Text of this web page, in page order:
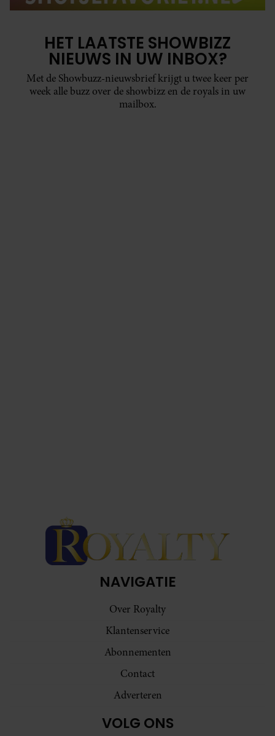
HET LAATSTE SHOWBIZZ
NIEUWS IN UW INBOX?
Met de Showbuzz-nieuwsbrief krijgt u twee keer per
week alle buzz over de showbizz en de royals in uw
mailbox.
NAVIGATIE
Over Royalty
Klantenservice
Abonnementen
Contact
Adverteren
VOLG ONS